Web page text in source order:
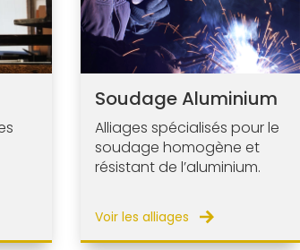
Soudage Aluminium
Alliages spécialisés pour le
soudage homogène et
résistant de l’aluminium.
Voir les alliages